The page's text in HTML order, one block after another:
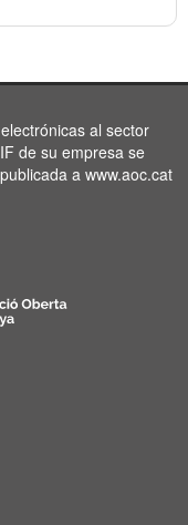
al sector
de su empresa se
a www.aoc.cat